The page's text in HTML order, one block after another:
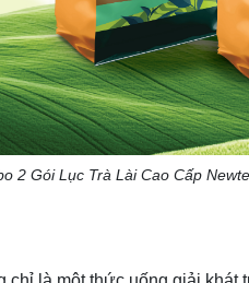
2 Gói Lục Trà Lài Cao Cấp